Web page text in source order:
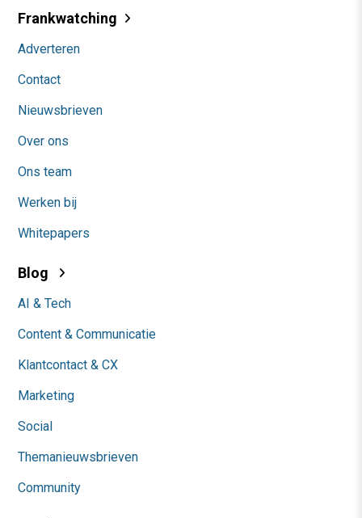
Frankwatching
Adverteren
Contact
Nieuwsbrieven
Over ons
Ons team
Werken bij
Whitepapers
Blog
AI & Tech
Content & Communicatie
Klantcontact & CX
Marketing
Social
Themanieuwsbrieven
Community